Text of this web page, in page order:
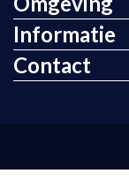
Informatie
Contact